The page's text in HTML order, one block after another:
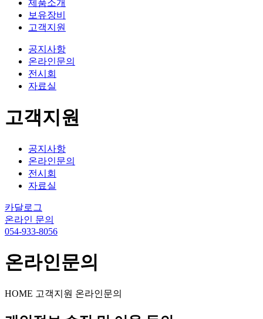
제품소개
보유장비
고객지원
공지사항
온라인문의
전시회
자료실
고객지원
공지사항
온라인문의
전시회
자료실
카달로그
온라인 문의
054-933-8056
온라인문의
HOME 고객지원 온라인문의